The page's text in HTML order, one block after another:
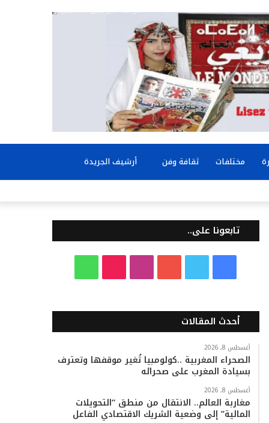
مختلفات ثقافة وفن أرشيف الجريدة
عن
تابعونا على..
س
ب
و
ك
ي
ت
ر
ت
ي
و
س
ت
ق
ا
k
T
o
ت
س
ا
أحدث المقالات
أغسطس 8, 2026
الصحراء المغربية ..كولومبيا تُغير موقفها وتعترف
بسيادة المغرب على صحرائه
أغسطس 8, 2026
مغاربة العالم.. الانتقال من منطق “التحويلات
المالية” إلى وضعية الشريك الاقتصادي الفاعل